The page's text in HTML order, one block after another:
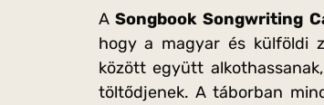
A Songbook Songwriting
hogy a magyar és külföldi
között együtt
töltődjenek. A táborban